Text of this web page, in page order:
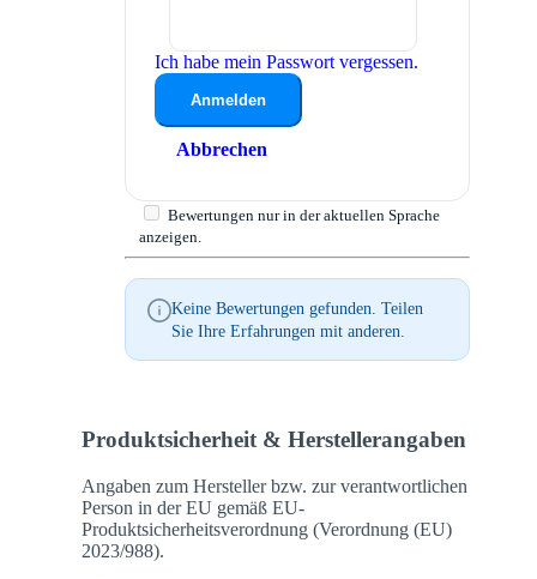
Ich habe mein Passwort vergessen.
Anmelden
Abbrechen
Bewertungen nur in der aktuellen Sprache
anzeigen.
Keine Bewertungen gefunden. Teilen
Sie Ihre Erfahrungen mit anderen.
Produktsicherheit & Herstellerangaben
Angaben zum Hersteller bzw. zur verantwortlichen
Person in der EU gemäß EU-
Produktsicherheitsverordnung (Verordnung (EU)
2023/988).